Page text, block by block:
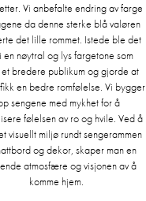
Vi anbefalte endring av farge
da denne sterke blå valøren
det lille rommet. Istede ble det
en nøytral og lys fargetone som
bredere publikum og gjorde at
en bedre romfølelse. Vi bygger
sengene med mykhet for å
følelsen av ro og hvile. Ved å
visuellt miljø rundt sengerammen
og dekor, skaper man en
atmosfære og visjonen av å
komme hjem.